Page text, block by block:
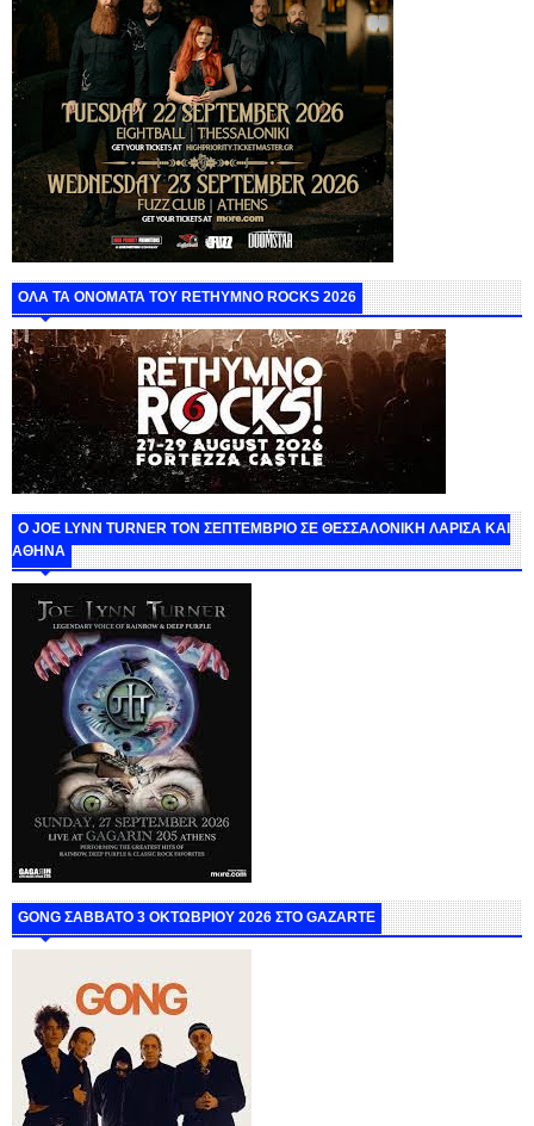
ΟΛΑ ΤΑ ΟΝΟΜΑΤΑ ΤΟΥ RETHYMNO ROCKS 2026
O JOE LYNN TURNER ΤΟΝ ΣΕΠΤΕΜΒΡΙΟ ΣΕ ΘΕΣΣΑΛΟΝΙΚΗ ΛΑΡΙΣΑ ΚΑΙ
ΑΘΗΝΑ
GONG ΣΑΒΒΑΤΟ 3 ΟΚΤΩΒΡΙΟΥ 2026 ΣΤΟ GAZARTE